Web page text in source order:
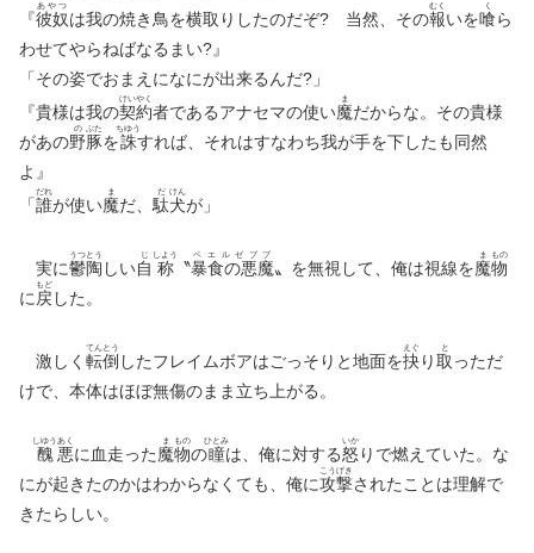
『彼奴
あやつ
は我の焼き鳥を横取りしたのだぞ? 当然、その報
むく
いを喰
く
ら
わせてやらねばなるまい?』
「その姿でおまえになにが出来るんだ?」
『貴様は我の契
けい
約
やく
者であるアナセマの使い魔
ま
だからな。その貴様
があの野
の
豚
ぶた
を誅
ちゆう
すれば、それはすなわち我が手を下したも同然
よ』
「誰
だれ
が使い魔
ま
だ、 駄
だ
犬
けん
が」
実に鬱
うつ
陶
とう
しい自
じ
称
しよう
〝暴食の悪魔
ベエルゼブブ
〟を無視して、俺は視線を魔
ま
物
もの
に 戻
もど
した。
激しく 転
てん
倒
とう
したフレイムボアはごっそりと地面を抉
えぐ
り取
と
っただ
けで、本体はほぼ無傷のまま立ち上がる。
醜
しゆう
悪
あく
に血走った魔
ま
物
もの
の瞳
ひとみ
は、俺に対する怒
いか
りで燃えていた。な
にが起きたのかはわからなくても、俺に攻
こう
撃
げき
されたことは理解で
きたらしい。